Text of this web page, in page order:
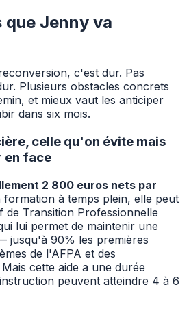
que Jenny va
c'est dur. Pas
Plusieurs obstacles concrets
et mieux vaut les anticiper
dans six mois.
celle qu'on évite mais
en face
2 800 euros nets par
formation à temps plein, elle peut
de Transition Professionnelle
lui permet de maintenir une
jusqu'à 90% les premières
de l'AFPA et des
cette aide a une durée
peuvent atteindre 4 à 6